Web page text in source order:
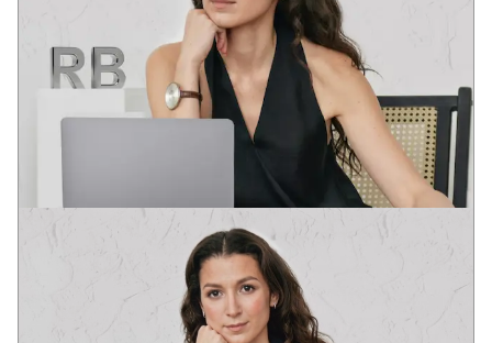
VICTORIA ART-DIREKTOR
Diplomirala na akademijama dizajna u Pragu i Barseloni.
Projektna praksa u Evropi i SAD.
Postavši preduzetnik, u potpunosti sam shvatila značenje izraza
“Vreme je novac”. Stručna realizacija u roku je prirodna potreba